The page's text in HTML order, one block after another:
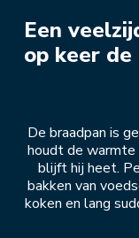
Een
op keer
De braadpan is
houdt de warmte
blijft hij heet.
bakken van
koken en lang